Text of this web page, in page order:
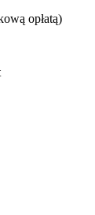
opłatą)